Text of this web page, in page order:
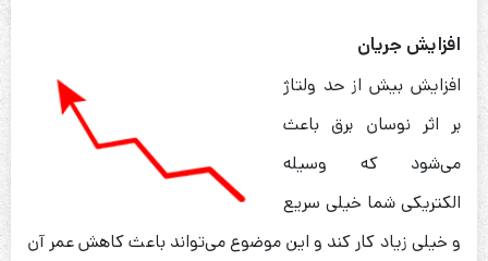
افزایش جریان
افزایش بیش از حد ولتاژ
بر اثر نوسان برق باعث
می‌شود که وسیله
الکتریکی شما خیلی سریع
و خیلی زیاد کار کند و این موضوع می‌تواند باعث کاهش عمر آن